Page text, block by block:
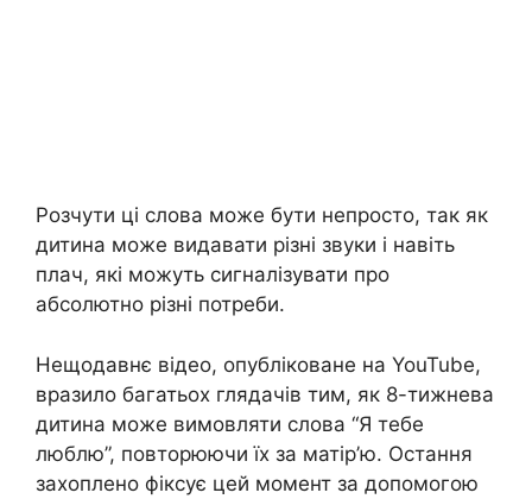
Розчути ці слова може бути непросто, так як
дитина може видавати різні звуки і навіть
плач, які можуть сигналізувати про
абсолютно різні потреби.
Нещодавнє відео, опубліковане на YouTube,
вразило багатьох глядачів тим, як 8-тижнева
дитина може вимовляти слова “Я тебе
люблю”, повторюючи їх за матір’ю. Остання
захоплено фіксує цей момент за допомогою